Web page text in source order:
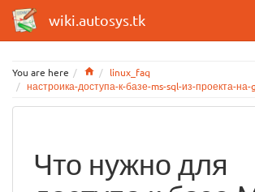
wiki.autosys.tk
You are here Homelinux_faq
настроика-доступа-к-базе-ms-sql-из-проекта-на-
Что нужно для